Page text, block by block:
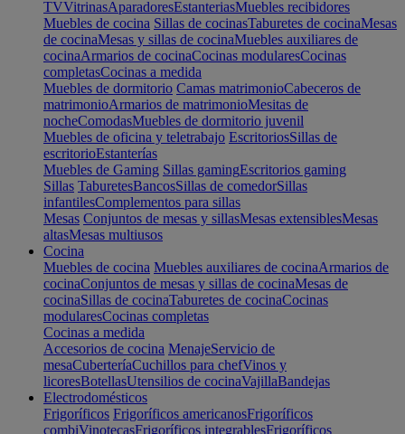
TVVitrinasAparadoresEstanteriasMuebles recibidores
Muebles de cocina Sillas de cocinasTaburetes de cocinaMesas
de cocinaMesas y sillas de cocinaMuebles auxiliares de
cocinaArmarios de cocinaCocinas modularesCocinas
completasCocinas a medida
Muebles de dormitorio Camas matrimonioCabeceros de
matrimonioArmarios de matrimonioMesitas de
nocheComodasMuebles de dormitorio juvenil
Muebles de oficina y teletrabajo EscritoriosSillas de
escritorioEstanterías
Muebles de Gaming Sillas gamingEscritorios gaming
Sillas TaburetesBancosSillas de comedorSillas
infantilesComplementos para sillas
Mesas Conjuntos de mesas y sillasMesas extensiblesMesas
altasMesas multiusos
Cocina
Muebles de cocina Muebles auxiliares de cocinaArmarios de
cocinaConjuntos de mesas y sillas de cocinaMesas de
cocinaSillas de cocinaTaburetes de cocinaCocinas
modularesCocinas completas
Cocinas a medida
Accesorios de cocina MenajeServicio de
mesaCuberteríaCuchillos para chefVinos y
licoresBotellasUtensilios de cocinaVajillaBandejas
Electrodomésticos
Frigoríficos Frigoríficos americanosFrigoríficos
combiVinotecasFrigoríficos integrablesFrigoríficos